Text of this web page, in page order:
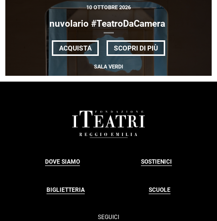
LEO
10 OTTOBRE 2026
nuvolario #TeatroDaCamera
ACQUISTA SCOPRI DI PIÙDI
NUVOLARIO
SALA VERDI
DOVE SIAMO SOSTIENICI
BIGLIETTERIA SCUOLE
SEGUICI